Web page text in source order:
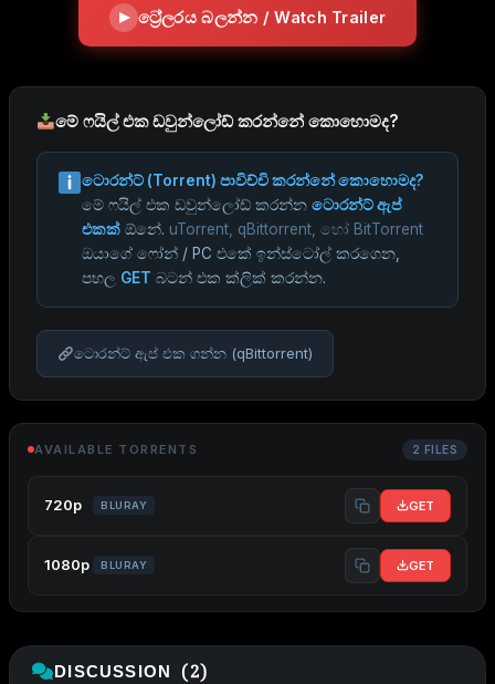
ට්‍රේලරය බලන්න / Watch Trailer
මේ ෆයිල් එක ඩවුන්ලෝඩ් කරන්නේ කොහොමද?
ටොරන්ට් (Torrent) පාවිච්චි කරන්නේ කොහොමද?
මේ ෆයිල් එක ඩවුන්ලෝඩ් කරන්නටොරන්ට් ඇප්
එකක් ඕනේ. uTorrent, qBittorrent, හෝ BitTorrent
ඔයාගේ ෆෝන් / PC එකේ ඉන්ස්ටෝල් කරගෙන,
පහල GET බටන් එක ක්ලික් කරන්න.
ටොරන්ට් ඇප් එක ගන්න (qBittorrent)
AVAILABLE TORRENTS 2 FILES
720p BLURAY GET
1080p BLURAY GET
DISCUSSION (2)